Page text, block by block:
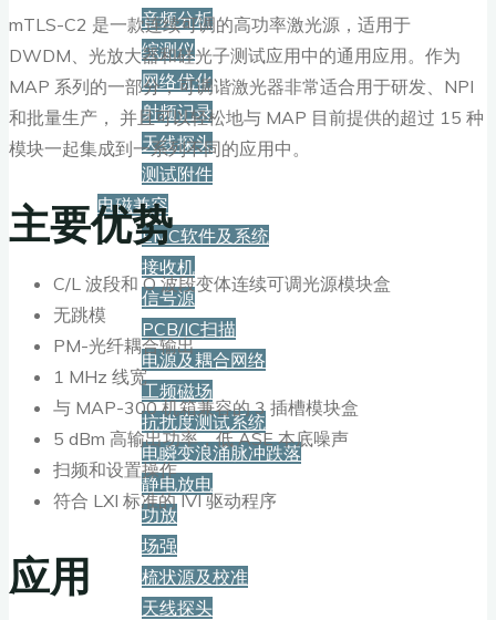
音频分析
综测仪
网络优化
射频记录
天线探头
测试附件
电磁兼容
EMC软件及系统
接收机
信号源
PCB/IC扫描
电源及耦合网络
工频磁场
抗扰度测试系统
电瞬变浪涌脉冲跌落
静电放电
功放
场强
梳状源及校准
天线探头
mTLS-C2 是一款连续可调的高功率激光源，适用于
DWDM、光放大器和硅光子测试应用中的通用应用。作为
MAP 系列的一部分，可调谐激光器非常适合用于研发、NPI
和批量生产， 并且可以轻松地与 MAP 目前提供的超过 15 种
模块一起集成到一系列不同的应用中。
主要优势
C/L 波段和 O 波段变体连续可调光源模块盒
无跳模
PM-光纤耦合输出
1 MHz 线宽
与 MAP-300 机箱兼容的 3 插槽模块盒
5 dBm 高输出功率，低 ASE 本底噪声
扫频和设置操作
符合 LXI 标准的 IVI 驱动程序
应用